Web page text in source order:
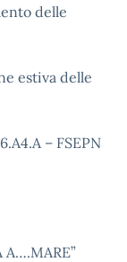
delle
estiva delle
– FSEPN
A….MARE”